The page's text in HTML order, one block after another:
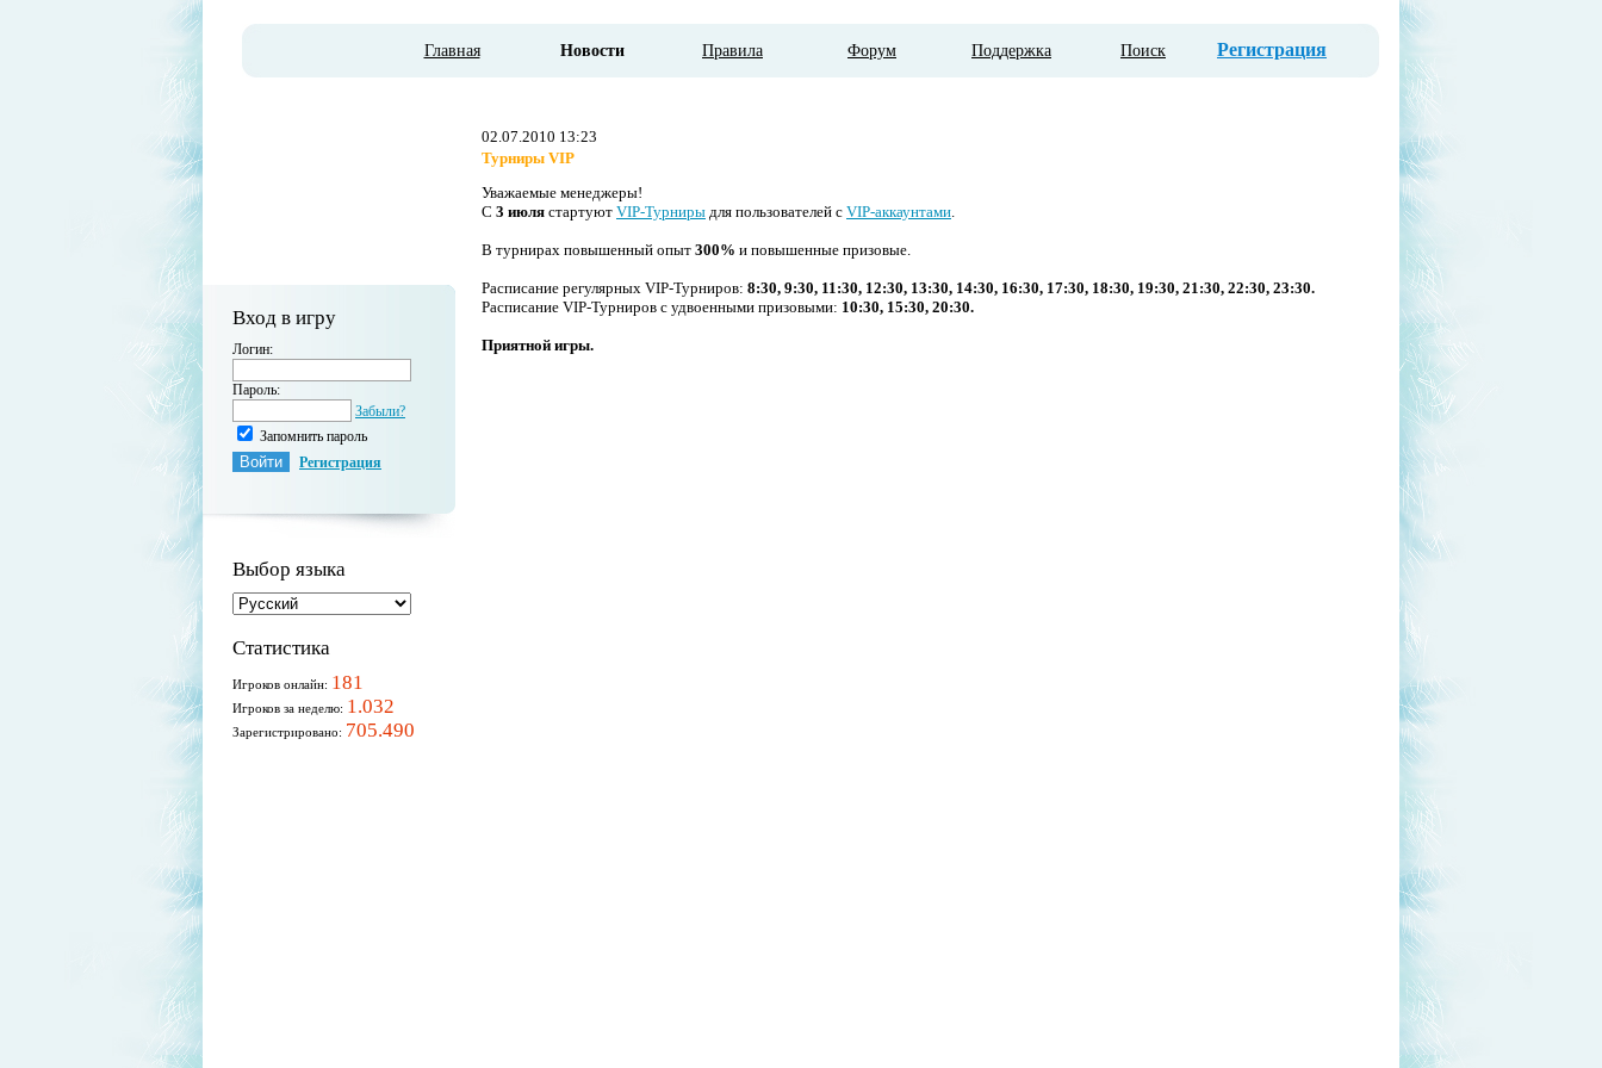
Главная Новости Правила Форум Поддержка Поиск Регистрация
Вход в игру
Логин:
Пароль:
Забыли?
Запомнить пароль
Регистрация
Выбор языка
Статистика
Игроков онлайн: 181
Игроков за неделю: 1.032
Зарегистрировано: 705.490
02.07.2010 13:23
Турниры VIP
Уважаемые менеджеры!
С 3 июля стартуют VIP-Турниры для пользователей с VIP-аккаунтами.
В турнирах повышенный опыт 300% и повышенные призовые.
Расписание регулярных VIP-Турниров: 8:30, 9:30, 11:30, 12:30, 13:30, 14:30, 16:30, 17:30, 18:30, 19:30, 21:30, 22:30, 23:30.
Расписание VIP-Турниров с удвоенными призовыми: 10:30, 15:30, 20:30.
Приятной игры.